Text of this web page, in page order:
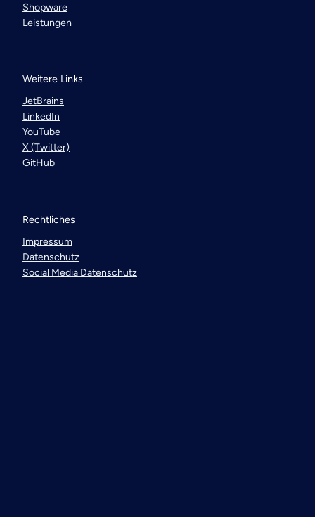
Shopware
Leistungen
Weitere Links
JetBrains
LinkedIn
YouTube
X (Twitter)
GitHub
Rechtliches
Impressum
Datenschutz
Social Media Datenschutz